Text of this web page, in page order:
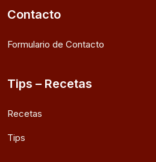
Contacto
Formulario de Contacto
Tips – Recetas
Recetas
Tips